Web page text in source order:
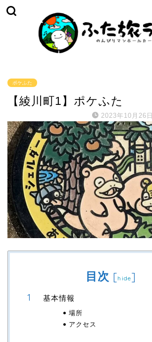
ポケふた
【綾川町1】ポケふた
2023年10月26日
目次 [hide]
基本情報
場所
アクセス